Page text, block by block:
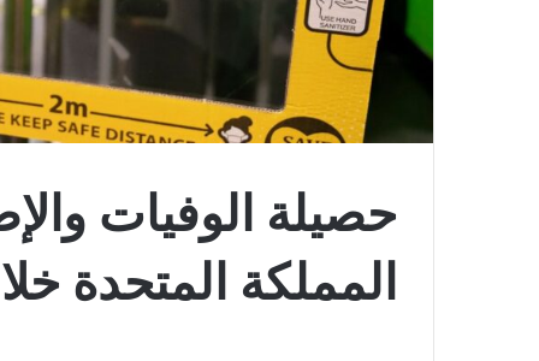
حصيلة الوفيات
المملكة المتحدة خلال الـ 24